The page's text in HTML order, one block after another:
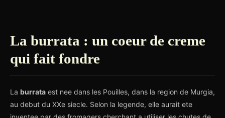
La burrata : un coeur de creme
qui fait fondre
La burrata est nee dans les Pouilles, dans la region de Murgia,
au debut du XXe siecle. Selon la legende, elle aurait ete